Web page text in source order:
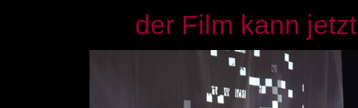
der Film kann